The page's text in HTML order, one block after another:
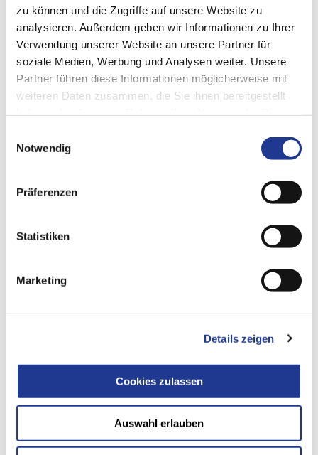
zu können und die Zugriffe auf unsere Website zu
analysieren. Außerdem geben wir Informationen zu Ihrer
Verwendung unserer Website an unsere Partner für
soziale Medien, Werbung und Analysen weiter. Unsere
Partner führen diese Informationen möglicherweise mit
weiteren Daten zusammen, die Sie ihnen bereitgestellt
Notwendig
Präferenzen
Statistiken
Marketing
Details zeigen
Cookies zulassen
Auswahl erlauben
der Bearbeitung, die z.B. die hohen Leistungen
zukunftsgerichteter, alternativer Antriebe überhaupt erst
darstellbar macht. Und es umfasst auch die Aspekte der
Nachhaltigkeit, die wir in allen Phasen der Entwicklung, der
Produktion und des Betriebs im Blick haben.
Verantwortung, Nachhaltigkeit und Integrität